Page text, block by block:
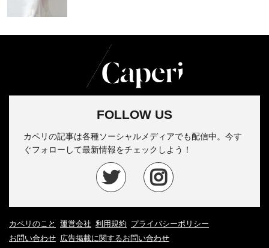
FOLLOW US
カペリの記事は各種ソーシャルメディアでも配信中。今す
ぐフォローして最新情報をチェックしよう！
カペリのこと 運営会社 利用規約 プライバシーポリシー
お問い合わせ 広告掲載に関するお問い合わせ